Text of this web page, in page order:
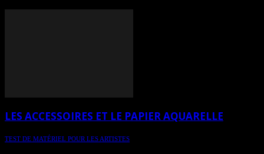
LES ACCESSOIRES ET LE PAPIER AQUARELLE
TEST DE MATÉRIEL POUR LES ARTISTES